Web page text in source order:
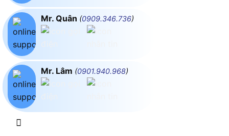
Mr. Quân (0909.346.736)
Mr. Lâm (0901.940.968)